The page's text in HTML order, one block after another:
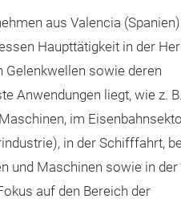
aus Valencia
Haupttätigkeit in der
Gelenkwellen sowie deren
Anwendungen liegt, wie z.
im
in der Schifffahrt,
und Maschinen sowie in der
auf den Bereich der